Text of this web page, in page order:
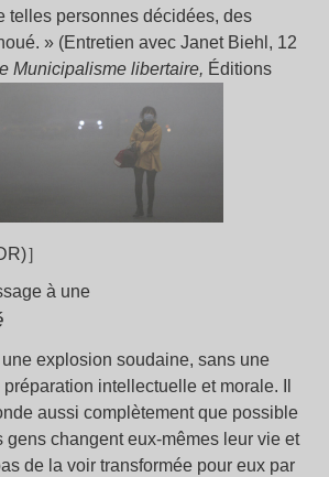
telles personnes décidées, des
» (Entretien avec Janet Biehl, 12
Municipalisme libertaire, Éditions
］
à une
explosion soudaine, sans une
intellectuelle et morale. Il
aussi complètement que possible
gens changent eux-mêmes leur vie et
de la voir transformée pour eux par